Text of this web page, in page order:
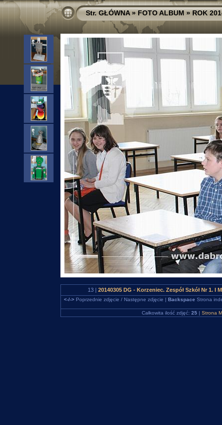
Str. GŁÓWNA»FOTO ALBUM»ROK
13 | 20140305 DG - Korzeniec. Zespół Szkół Nr 1.
<-/->Poprzednie zdjęcie / Następne zdjęcie | Backspace Strona
Całkowita ilość zdjęć: 25 | Strona